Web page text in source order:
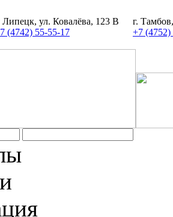
Липецк, ул. Ковалёва, 123 В
(4742) 55-55-17
г.
+7 (4752)